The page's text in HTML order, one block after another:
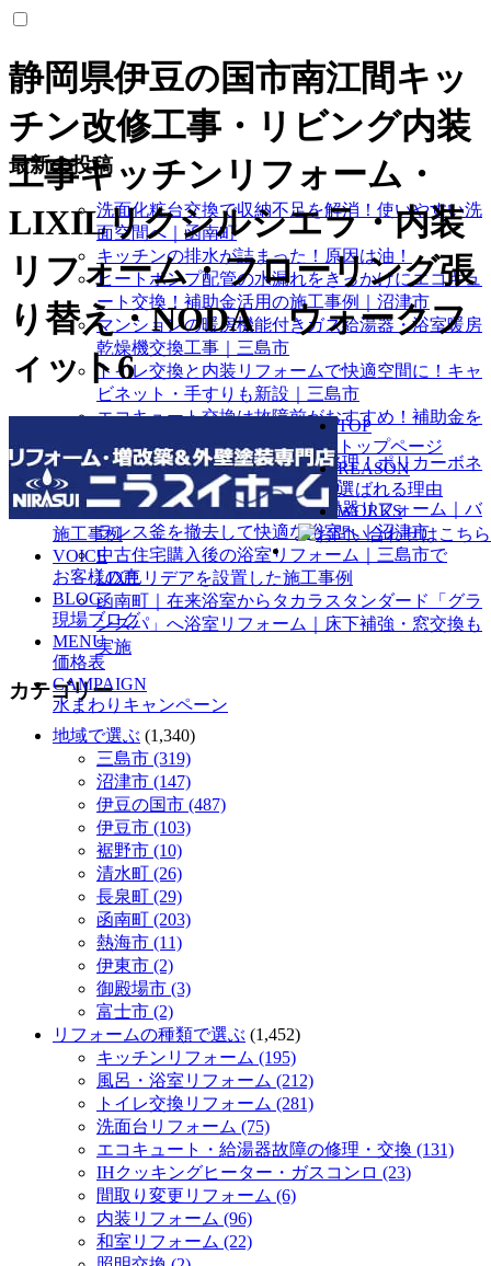
静岡県伊豆の国市南江間キッ
チン改修工事・リビング内装
工事キッチンリフォーム・
LIXILリクシルシエラ・内装
リフォーム・フローリング張
り替え・NODA ウォークフ
ィット6
TOP
トップページ
REASON
選ばれる理由
WORKS
施工事例
VOICE
お客様の声
BLOG
現場ブログ
MENU
価格表
CAMPAIGN
水まわりキャンペーン
最新の投稿
洗面化粧台交換で収納不足を解消！使いやすい洗
面空間へ｜函南町
キッチンの排水が詰まった！原因は油！
ヒートポンプ配管の水漏れをきっかけにエコキュ
ート交換！補助金活用の施工事例｜沼津市
マンションの暖房機能付きガス給湯器・浴室暖房
乾燥機交換工事｜三島市
トイレ交換と内装リフォームで快適空間に！キャ
ビネット・手すりも新設｜三島市
エコキュート交換は故障前がおすすめ！補助金を
強風で破損したカーポートを修理！ポリカーボネ
ート屋根交換工事｜伊豆の国市
築40年以上の団地で浴室・給湯器リフォーム｜バ
ランス釜を撤去して快適な浴室へ｜沼津市
中古住宅購入後の浴室リフォーム｜三島市で
LIXILリデアを設置した施工事例
函南町｜在来浴室からタカラスタンダード「グラ
ンスパ」へ浴室リフォーム｜床下補強・窓交換も
実施
カテゴリー
地域で選ぶ (1,340)
三島市 (319)
沼津市 (147)
伊豆の国市 (487)
伊豆市 (103)
裾野市 (10)
清水町 (26)
長泉町 (29)
函南町 (203)
熱海市 (11)
伊東市 (2)
御殿場市 (3)
富士市 (2)
リフォームの種類で選ぶ (1,452)
キッチンリフォーム (195)
風呂・浴室リフォーム (212)
トイレ交換リフォーム (281)
洗面台リフォーム (75)
エコキュート・給湯器故障の修理・交換 (131)
IHクッキングヒーター・ガスコンロ (23)
間取り変更リフォーム (6)
内装リフォーム (96)
和室リフォーム (22)